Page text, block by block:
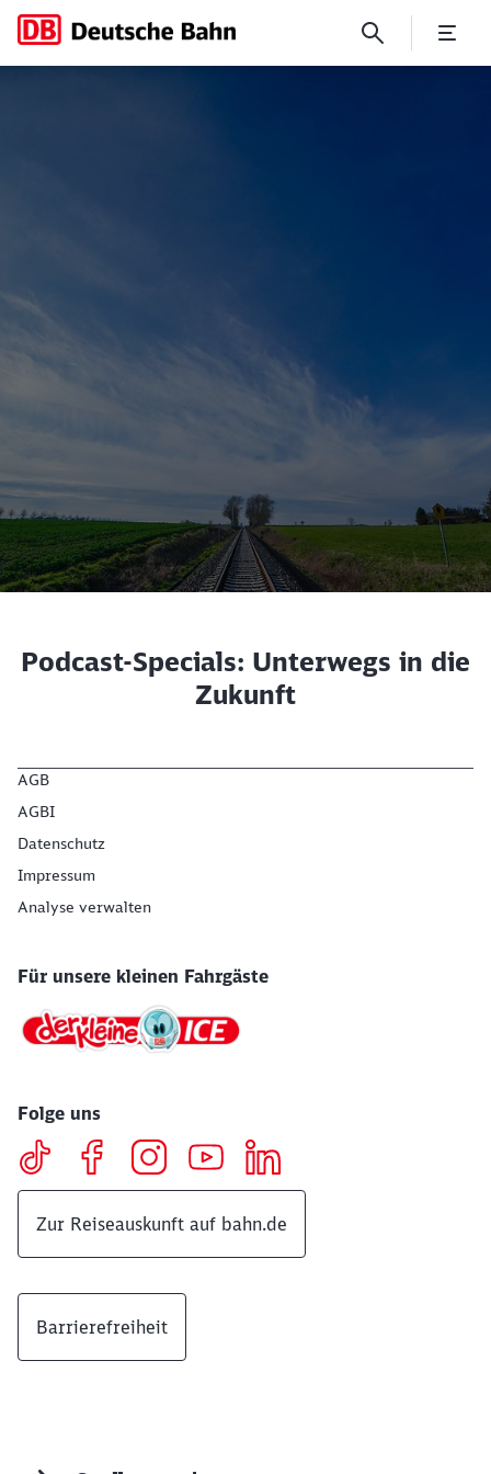
Podcast-Specials: Unterwegs in die
Zukunft
AGB
AGBI
Datenschutz
Impressum
Analyse verwalten
Für unsere kleinen Fahrgäste
Folge uns
Zur Reiseauskunft auf bahn.de
Barrierefreiheit
Möchten Sie zuweitergeleitet